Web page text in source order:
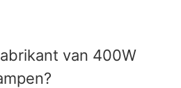
van 400W